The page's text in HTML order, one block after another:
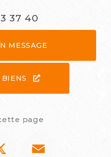
37 40
MESSAGE
page